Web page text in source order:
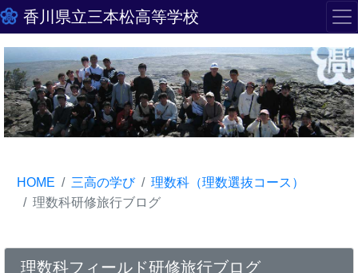
香川県立三本松高等学校
HOME 三高の学び
理数科（理数選抜コース）
理数科研修旅行ブログ
理数科フィールド研修旅行ブログ